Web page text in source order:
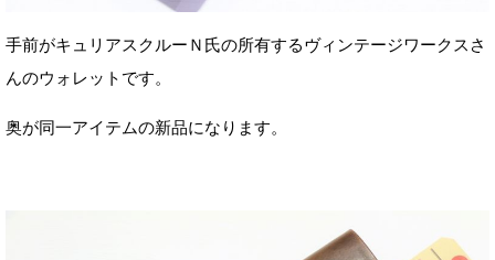
手前がキュリアスクルーＮ氏の所有するヴィンテージワークスさ
んのウォレットです。
奥が同一アイテムの新品になります。